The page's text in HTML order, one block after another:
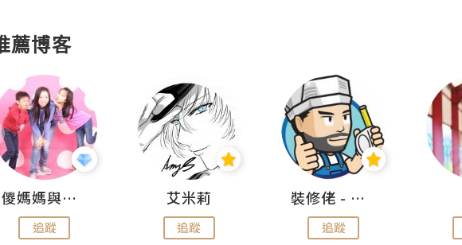
薦博客
儍媽媽與兩隻小魔怪之家
追蹤
艾米莉
追蹤
裝修佬 - 香港一站式網上裝修平台
追蹤